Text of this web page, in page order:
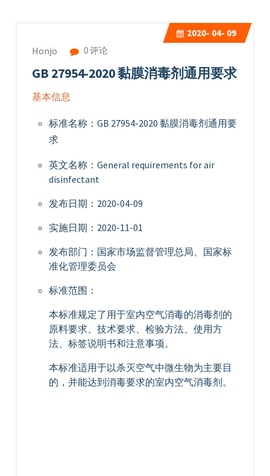
2020- 04- 09
Honjo 0 评论
GB 27954-2020 黏膜消毒剂通用要求
基本信息
标准名称：GB 27954-2020 黏膜消毒剂通用要
求
英文名称：General requirements for air
disinfectant
发布日期：2020-04-09
实施日期：2020-11-01
发布部门：国家市场监督管理总局、国家标
准化管理委员会
标准范围：
本标准规定了用于室内空气消毒的消毒剂的
原料要求、技术要求、检验方法、使用方
法、标签说明书和注意事项。
本标准适用于以杀灭空气中微生物为主要目
的，并能达到消毒要求的室内空气消毒剂。